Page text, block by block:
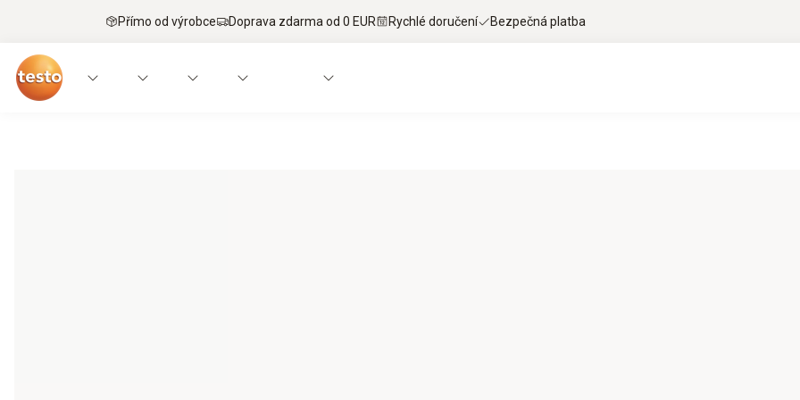
Přímo od výrobce Doprava zdarma od 0 EUR Rychlé doručení Bezpečná platba